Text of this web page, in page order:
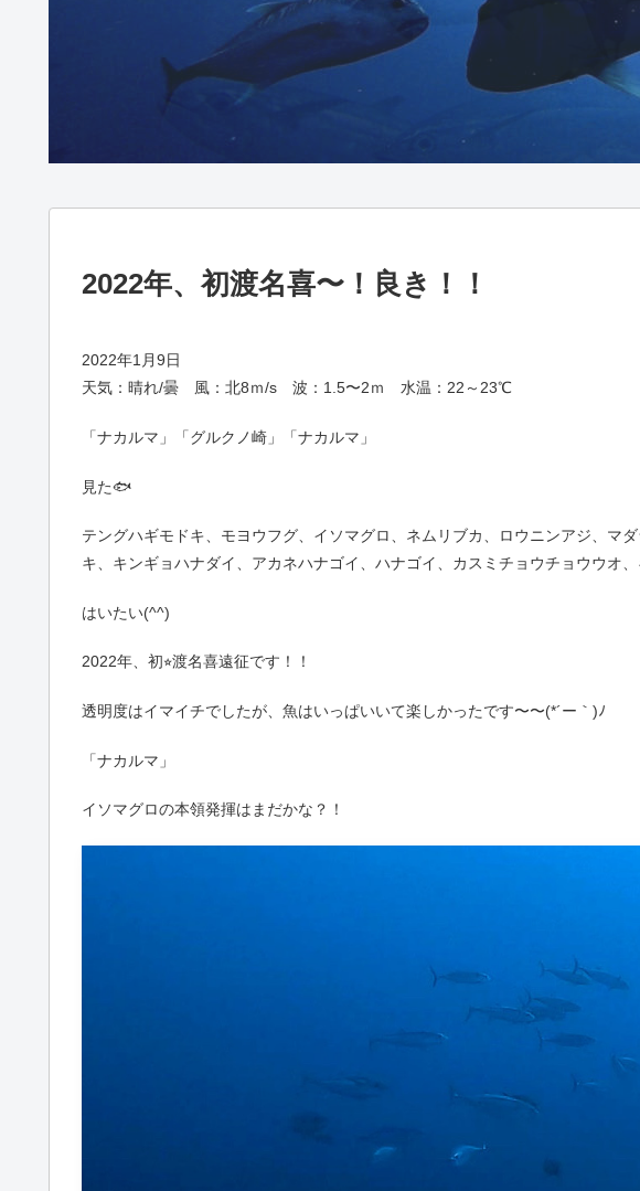
2022年、初渡名喜〜！良き！！
2022年1月9日
天気：晴れ/曇 風：北8ｍ/s 波：1.5〜2ｍ 水温：22～23℃
「ナカルマ」「グルクノ崎」「ナカルマ」
見た🐟
テングハギモドキ、モヨウフグ、イソマグロ、ネムリブカ、ロウニンアジ、マ
キ、キンギョハナダイ、アカネハナゴイ、ハナゴイ、カスミチョウチョウウオ
はいたい(^^)
2022年、初⭐︎渡名喜遠征です！！
透明度はイマイチでしたが、魚はいっぱいいて楽しかったです〜〜(*´ー｀)ﾉ
「ナカルマ」
イソマグロの本領発揮はまだかな？！